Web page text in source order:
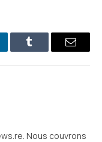
Tumblr
E-
Nous couvrons